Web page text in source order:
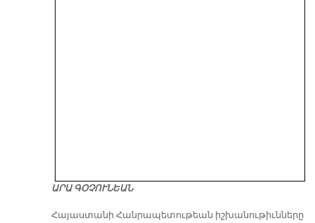
ԱՐԱ ԳՕՉՈՒՆԵԱՆ
​Հայաստանի Հանրապետութեան իշխանութիւնները